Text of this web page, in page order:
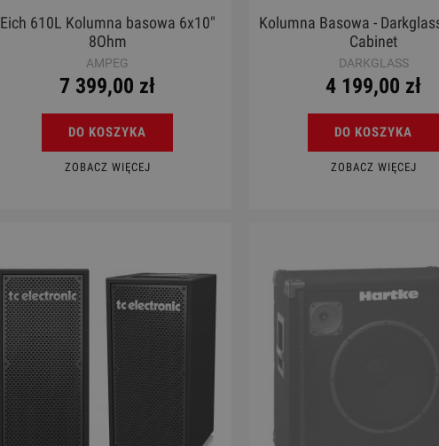
Werbel - Mes MPZ1412B Marching
Snare
1 100,00 zł
Cena regularna:
1 619,00 zł
Najniższa cena:
1 619,00 zł
DO KOSZYKA
Gitara Klasyczna 4/4 -
S65C GG Sofia Guitar
1 050,00 zł
Eich 610L Kolumna basowa 6x10"
8Ohm
AMPEG
7 399,00 zł
DO KOSZYKA
ZOBACZ WIĘCEJ
Kolumna Basowa -
Cabinet
DARKGLASS
4 199,00 zł
DO KOSZYKA
ZOBACZ WIĘCEJ